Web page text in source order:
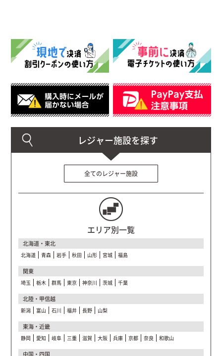
全てのレジャー施設
エリア別一覧
北海道・東北
北海道 青森 岩手 秋田 山形 宮城 福島
関東
埼玉 栃木 群馬 東京 神奈川 茨城 千葉
北陸・甲信越
新潟 富山 石川 福井 長野 山梨
東海・近畿
静岡 愛知 岐阜 三重 滋賀 大阪 兵庫 京都 奈良 和歌山